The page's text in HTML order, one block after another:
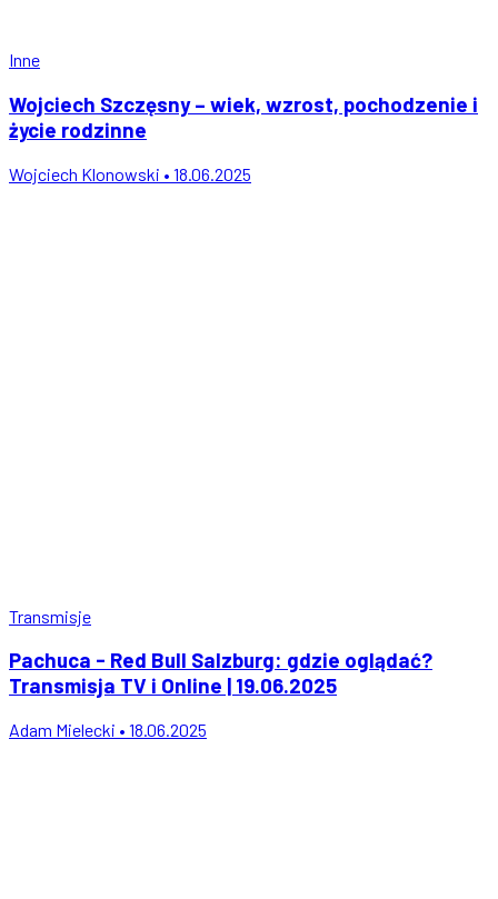
Inne
Wojciech Szczęsny – wiek, wzrost, pochodzenie i
życie rodzinne
Wojciech Klonowski • 18.06.2025
Transmisje
Pachuca - Red Bull Salzburg: gdzie oglądać?
Transmisja TV i Online | 19.06.2025
Adam Mielecki • 18.06.2025